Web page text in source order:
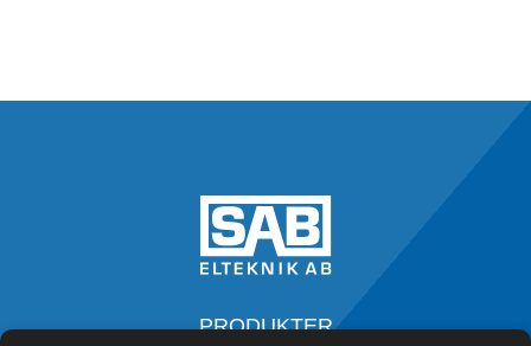
PRODUKTER